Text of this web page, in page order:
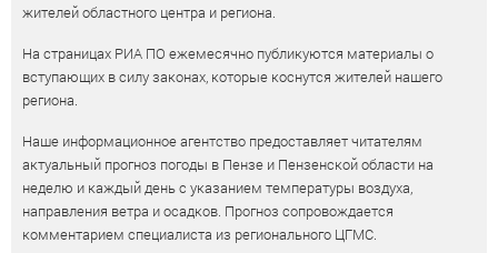
жителей областного центра и региона.
На страницах РИА ПО ежемесячно публикуются материалы о
вступающих в силу законах, которые коснутся жителей нашего
региона.
Наше информационное агентство предоставляет читателям
актуальный прогноз погоды в Пензе и Пензенской области на
неделю и каждый день с указанием температуры воздуха,
направления ветра и осадков. Прогноз сопровождается
комментарием специалиста из регионального ЦГМС.